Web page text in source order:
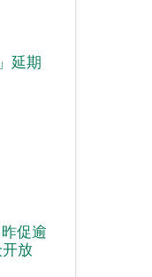
延期
促逾
放